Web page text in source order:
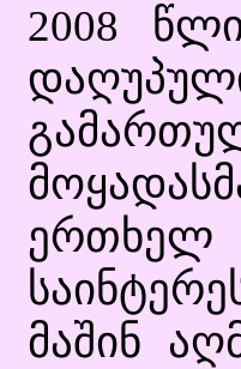
2008
მაშინ